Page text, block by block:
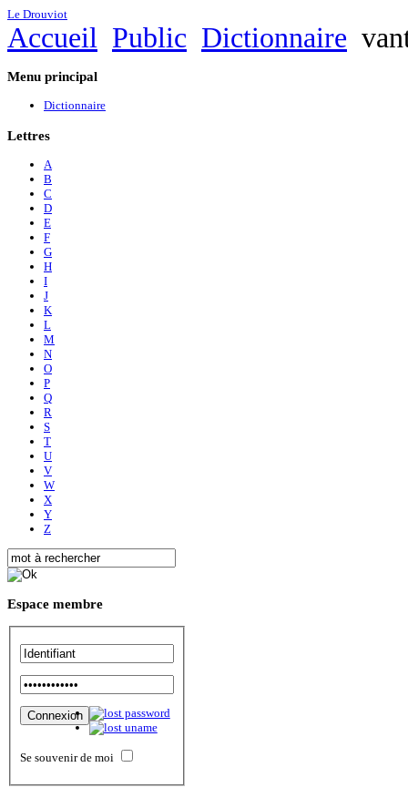
Le Drouviot
Accueil Public Dictionnaire
Menu principal
Dictionnaire
Lettres
A
B
C
D
E
F
G
H
I
J
K
L
M
N
O
P
Q
R
S
T
U
V
W
X
Y
Z
Espace membre
Se souvenir de moi